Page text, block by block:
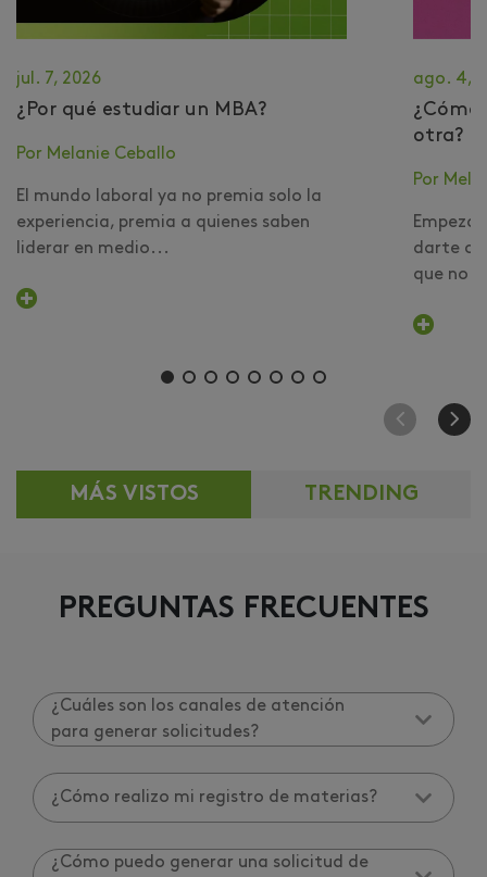
jul. 7, 2026
¿Por qué estudiar un MBA?
Por Melanie Ceballo
El mundo laboral ya no premia solo la
experiencia, premia a quienes saben
liderar en medio...
ago. 4,
​¿Cómo
otra?
Por
darte
que no
MÁS VISTOS TRENDING
PREGUNTAS FRECUENTES
¿Cuáles son los canales de atención
para generar solicitudes?
¿Cómo realizo mi registro de materias?
¿Cómo puedo generar una solicitud de